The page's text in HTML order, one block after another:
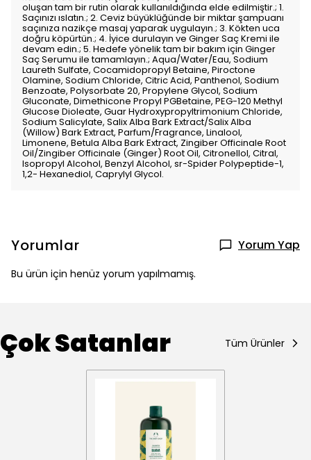
oluşan tam bir rutin olarak kullanıldığında elde edilmiştir.; 1.
Saçınızı ıslatın.; 2. Ceviz büyüklüğünde bir miktar şampuanı
saçınıza nazikçe masaj yaparak uygulayın.; 3. Kökten uca
doğru köpürtün.; 4. İyice durulayın ve Ginger Saç Kremi ile
devam edin.; 5. Hedefe yönelik tam bir bakım için Ginger
Saç Serumu ile tamamlayın.; Aqua/Water/Eau, Sodium
Laureth Sulfate, Cocamidopropyl Betaine, Piroctone
Olamine, Sodium Chloride, Citric Acid, Panthenol, Sodium
Benzoate, Polysorbate 20, Propylene Glycol, Sodium
Gluconate, Dimethicone Propyl PGBetaine, PEG-120 Methyl
Glucose Dioleate, Guar Hydroxypropyltrimonium Chloride,
Sodium Salicylate, Salix Alba Bark Extract/Salix Alba
(Willow) Bark Extract, Parfum/Fragrance, Linalool,
Limonene, Betula Alba Bark Extract, Zingiber Officinale Root
Oil/Zingiber Officinale (Ginger) Root Oil, Citronellol, Citral,
Isopropyl Alcohol, Benzyl Alcohol, sr-Spider Polypeptide-1,
1,2- Hexanediol, Caprylyl Glycol.
Yorumlar Yorum Yap
Bu ürün için henüz yorum yapılmamış.
Çok Satanlar Tüm Ürünler